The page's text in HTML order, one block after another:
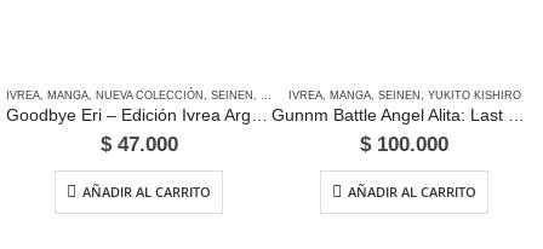
IVREA, MANGA, NUEVA COLECCIÓN , SEINEN , TATSUKI FUJIMOTO
Goodbye Eri – Edición Ivrea Argentina
$47.000
AÑADIR AL CARRITO
IVREA, MANGA, SEINEN , YUKITO KISHIRO
Gunnm Battle Angel Alita: Last Order – Edición Ivrea Argentina
$100.000
AÑADIR AL CARRITO